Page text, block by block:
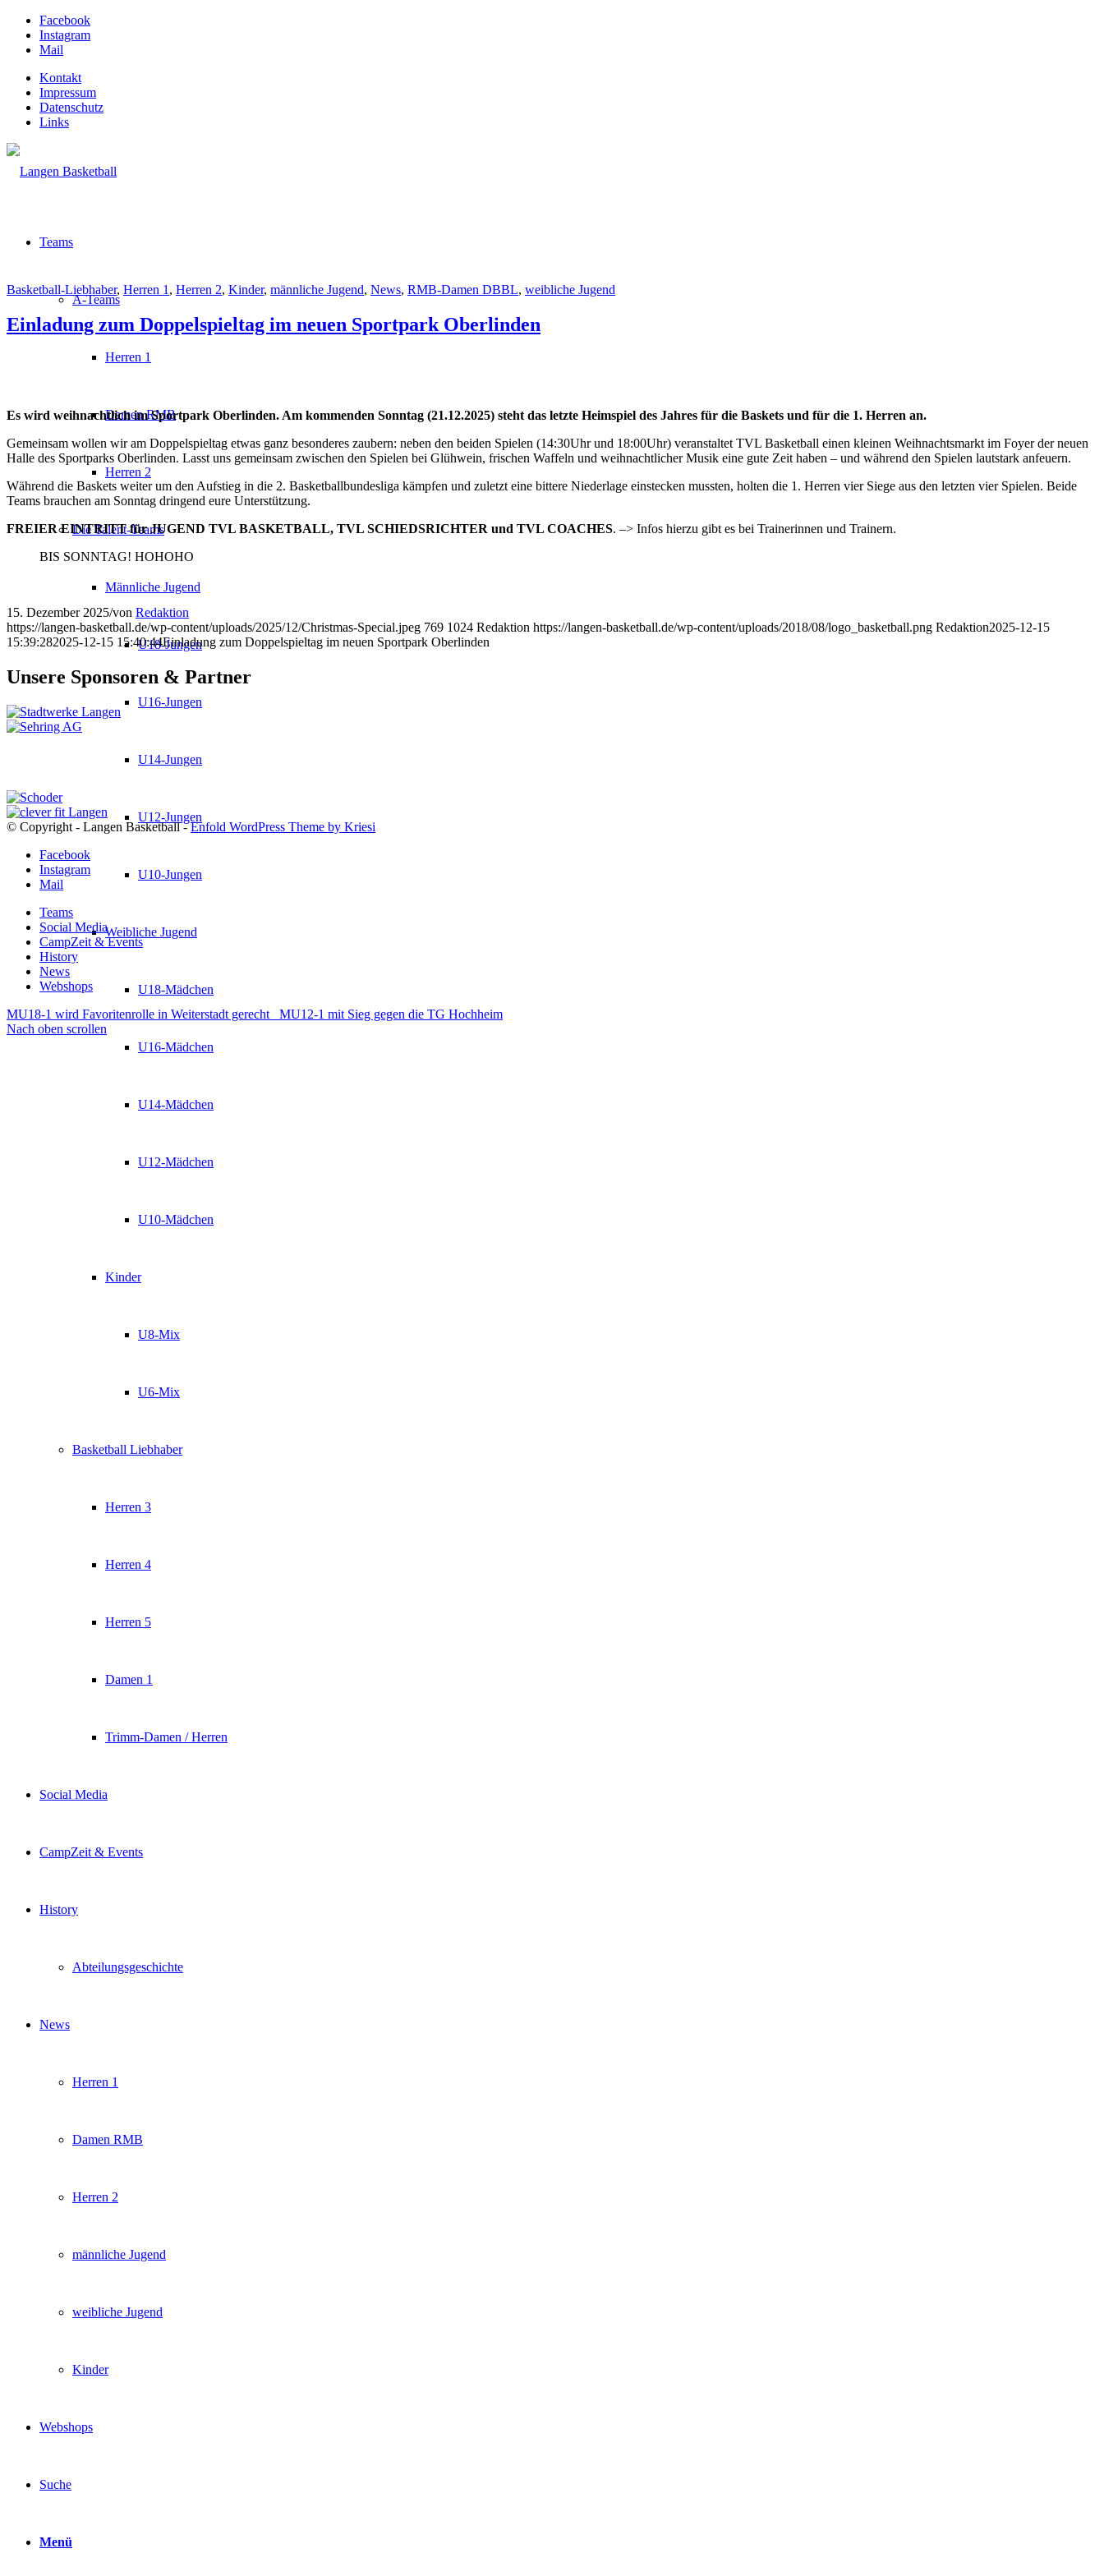
Facebook
Instagram
Mail
Kontakt
Impressum
Datenschutz
Links
Teams
A-Teams
Herren 1
Damen RMB
Herren 2
Die Talent-Teams
Männliche Jugend
U18-Jungen
U16-Jungen
U14-Jungen
U12-Jungen
U10-Jungen
Weibliche Jugend
U18-Mädchen
U16-Mädchen
U14-Mädchen
U12-Mädchen
U10-Mädchen
Kinder
U8-Mix
U6-Mix
Basketball Liebhaber
Herren 3
Herren 4
Herren 5
Damen 1
Trimm-Damen / Herren
Social Media
CampZeit & Events
History
Abteilungsgeschichte
News
Herren 1
Damen RMB
Herren 2
männliche Jugend
weibliche Jugend
Kinder
Webshops
Suche
Menü
Basketball-Liebhaber, Herren 1 , Herren 2, Kinder, männliche Jugend, News, RMB-Damen DBBL, weibliche Jugend
Einladung zum Doppelspieltag im neuen Sportpark Oberlinden
Es wird weihnachtlich im Sportpark Oberlinden. Am kommenden Sonntag (21.12.2025) steht das letzte Heimspiel des Jahres für die Baskets und für die 1. Herren an.
Gemeinsam wollen wir am Doppelspieltag etwas ganz besonderes zaubern: neben den beiden Spielen (14:30Uhr und 18:00Uhr) veranstaltet TVL Basketball einen kleinen Weihnachtsmarkt im Foyer der neuen
Halle des Sportparks Oberlinden. Lasst uns gemeinsam zwischen den Spielen bei Glühwein, frischen Waffeln und weihnachtlicher Musik eine gute Zeit haben – und während den Spielen lautstark anfeuern.
Während die Baskets weiter um den Aufstieg in die 2. Basketballbundesliga kämpfen und zuletzt eine bittere Niederlage einstecken mussten, holten die 1. Herren vier Siege aus den letzten vier Spielen. Beide
Teams brauchen am Sonntag dringend eure Unterstützung.
FREIER EINTRITT für JUGEND TVL BASKETBALL, TVL SCHIEDSRICHTER und TVL COACHES. –> Infos hierzu gibt es bei Trainerinnen und Trainern.
BIS SONNTAG! HOHOHO
15. Dezember 2025/von Redaktion
https://langen-basketball.de/wp-content/uploads/2025/12/Christmas-Special.jpeg 769 1024 Redaktion https://langen-basketball.de/wp-content/uploads/2018/08/logo_basketball.png Redaktion2025-12-15
15:39:282025-12-15 15:40:44Einladung zum Doppelspieltag im neuen Sportpark Oberlinden
Unsere Sponsoren & Partner
© Copyright - Langen Basketball -Enfold WordPress Theme by Kriesi
Facebook
Instagram
Mail
Teams
Social Media
CampZeit & Events
History
News
Webshops
MU18-1 wird Favoritenrolle in Weiterstadt gerecht
MU12-1 mit Sieg gegen die TG Hochheim
Nach oben scrollen